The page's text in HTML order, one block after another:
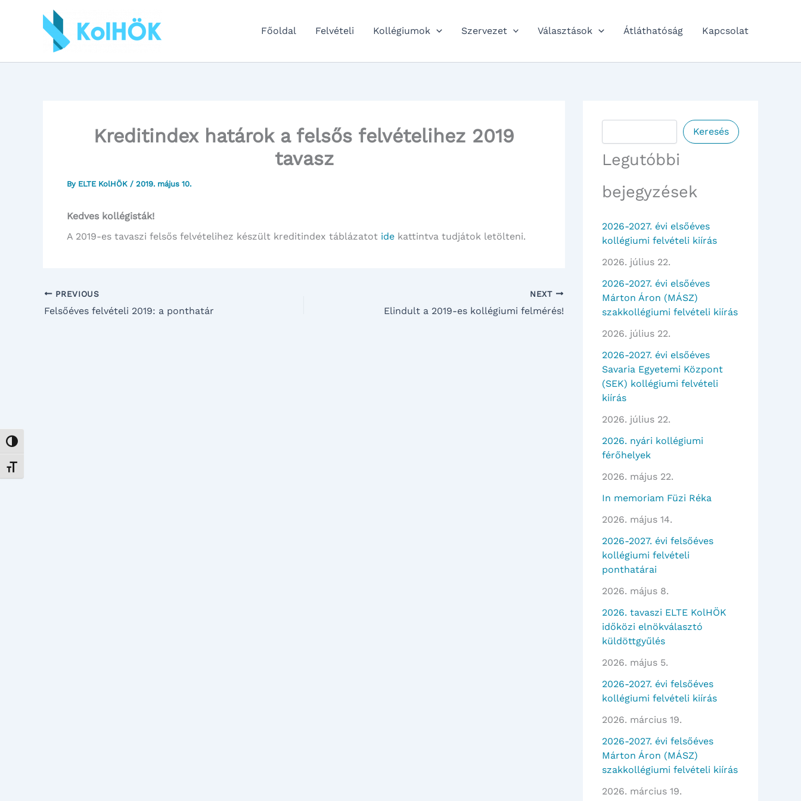
Nagy kontraszt váltása
Betűméret váltása
Főoldal Felvételi Kollégiumok Szervezet Választások Átláthatóság Kapcsolat
Kreditindex határok a felsős felvételihez 2019
tavasz
By ELTE KolHÖK / 2019. május 10.
Kedves kollégisták!
A 2019-es tavaszi felsős felvételihez készült kreditindex táblázatot ide kattintva tudjátok letölteni.
PREVIOUS
Felsőéves felvételi 2019: a ponthatár
NEXT
Elindult a 2019-es kollégiumi felmérés!
Keresés
Legutóbbi
bejegyzések
2026-2027. évi elsőéves
kollégiumi felvételi kiírás
2026. július 22.
2026-2027. évi elsőéves
Márton Áron (MÁSZ)
szakkollégiumi felvételi kiírás
2026. július 22.
2026-2027. évi elsőéves
Savaria Egyetemi Központ
(SEK) kollégiumi felvételi
kiírás
2026. július 22.
2026. nyári kollégiumi
férőhelyek
2026. május 22.
In memoriam Füzi Réka
2026. május 14.
2026-2027. évi felsőéves
kollégiumi felvételi
ponthatárai
2026. május 8.
2026. tavaszi ELTE KolHÖK
időközi elnökválasztó
küldöttgyűlés
2026. május 5.
2026-2027. évi felsőéves
kollégiumi felvételi kiírás
2026. március 19.
2026-2027. évi felsőéves
Márton Áron (MÁSZ)
szakkollégiumi felvételi kiírás
2026. március 19.